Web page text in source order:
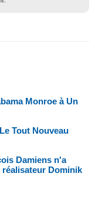
Monroe à Un
Tout Nouveau
Damiens n'a
Dominik